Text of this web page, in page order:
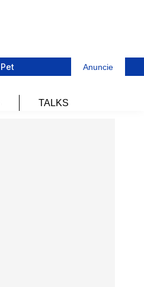
Pet Anuncie
TALKS